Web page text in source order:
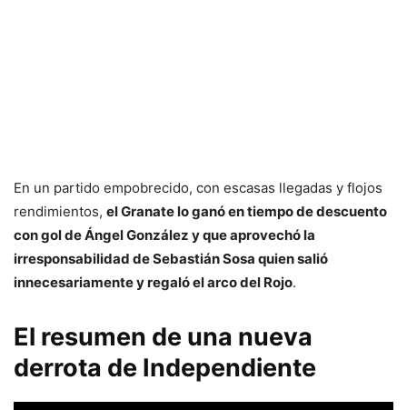
En un partido empobrecido, con escasas llegadas y flojos
rendimientos, el Granate lo ganó en tiempo de descuento
con gol de Ángel González y que aprovechó la
irresponsabilidad de Sebastián Sosa quien salió
innecesariamente y regaló el arco del Rojo.
El resumen de una nueva
derrota de Independiente